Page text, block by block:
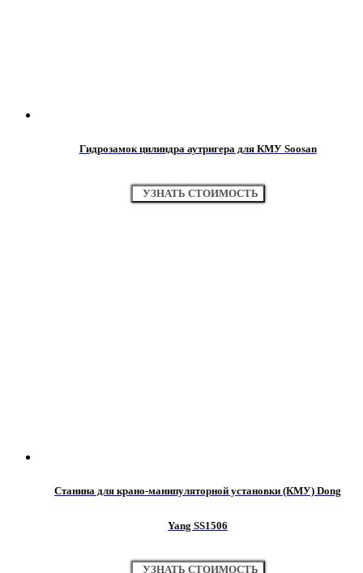
Гидрозамок цилиндра аутригера для КМУ Soosan
УЗНАТЬ СТОИМОСТЬ
Станина для крано-манипуляторной установки (КМУ) Dong
Yang SS1506
УЗНАТЬ СТОИМОСТЬ